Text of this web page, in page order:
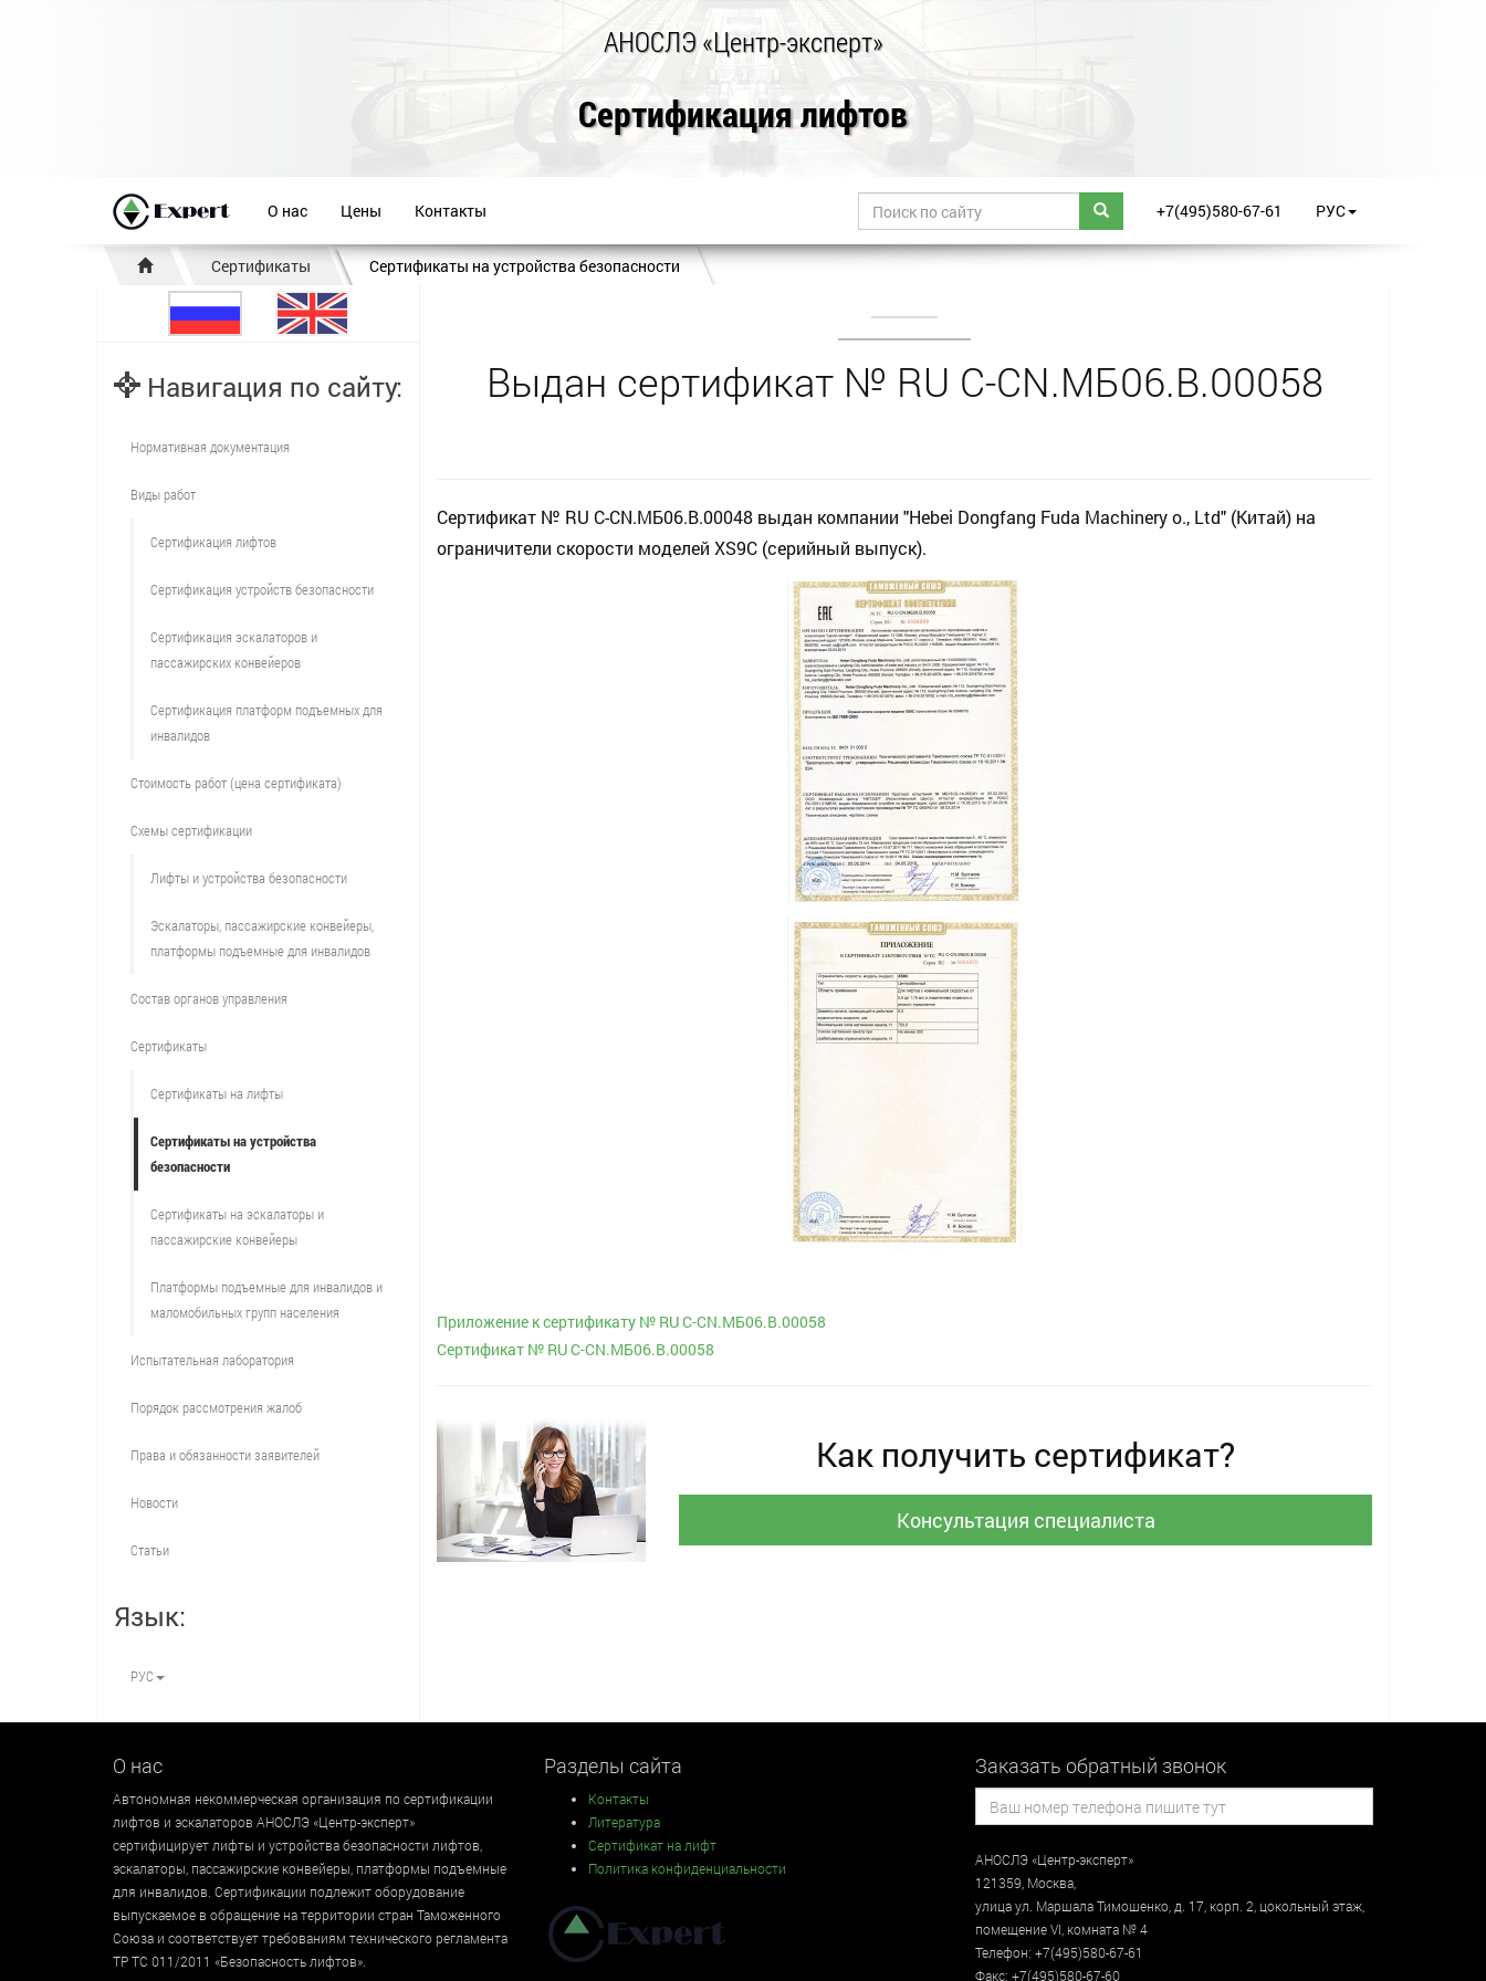
АНОСЛЭ «Центр-эксперт»
Сертификация лифтов
О нас Цены Контакты +7(495)580-67-61 РУС
Сертификаты Сертификаты на устройства безопасности
Выдан сертификат № RU С-CN.МБ06.B.00058
Сертификат № RU С-CN.МБ06.B.00048 выдан компании "Hebei Dongfang Fuda Machinery o., Ltd" (Китай) на
ограничители скорости моделей XS9С (серийный выпуск).
Приложение к сертификату № RU С-CN.МБ06.B.00058
Сертификат № RU С-CN.МБ06.B.00058
Как получить сертификат?
Консультация специалиста
Навигация по сайту:
Нормативная документация
Виды работ
Сертификация лифтов
Сертификация устройств безопасности
Сертификация эскалаторов и
пассажирских конвейеров
Сертификация платформ подъемных для
инвалидов
Стоимость работ (цена сертификата)
Схемы сертификации
Лифты и устройства безопасности
Эскалаторы, пассажирские конвейеры,
платформы подъемные для инвалидов
Состав органов управления
Сертификаты
Сертификаты на лифты
Сертификаты на устройства
безопасности
Сертификаты на эскалаторы и
пассажирские конвейеры
Платформы подъемные для инвалидов и
маломобильных групп населения
Испытательная лаборатория
Порядок рассмотрения жалоб
Права и обязанности заявителей
Новости
Статьи
Язык:
РУС
О нас
Автономная некоммерческая организация по сертификации
лифтов и эскалаторов АНОСЛЭ «Центр-эксперт»
сертифицирует лифты и устройства безопасности лифтов,
эскалаторы, пассажирские конвейеры, платформы подъемные
для инвалидов. Сертификации подлежит оборудование
выпускаемое в обращение на территории стран Таможенного
Союза и соответствует требованиям технического регламента
ТР ТС 011/2011 «Безопасность лифтов».
Разделы сайта
Контакты
Литература
Сертификат на лифт
Политика конфиденциальности
Заказать обратный звонок
АНОСЛЭ «Центр-эксперт»
121359, Москва,
улицаул. Маршала Тимошенко, д. 17, корп. 2, цокольный этаж,
помещение VI, комната № 4
Телефон: +7(495)580-67-61
Факс: +7(495)580-67-60